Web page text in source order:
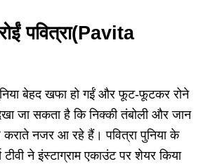
पवित्रा(Pavita
बेहद खफा हो गईं और फूट-फूटकर रोने
जा सकता है कि निक्की तंबोली और जान
कराते नजर आ रहे हैं। पवित्रा पुनिया के
ने इंस्टाग्राम एकाउंट पर शेयर किया